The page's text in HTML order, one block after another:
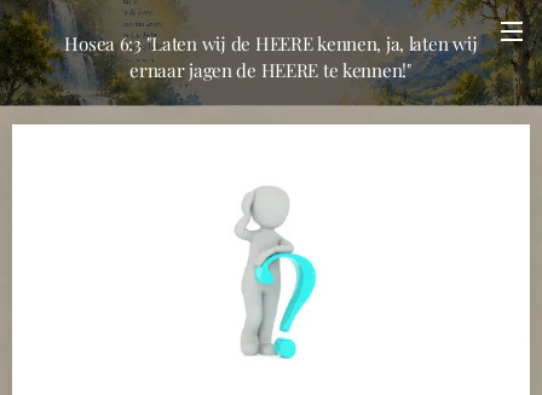
Hosea 6:3 "Laten wij de HEERE kennen, ja, laten wij
ernaar jagen de HEERE te kennen!"